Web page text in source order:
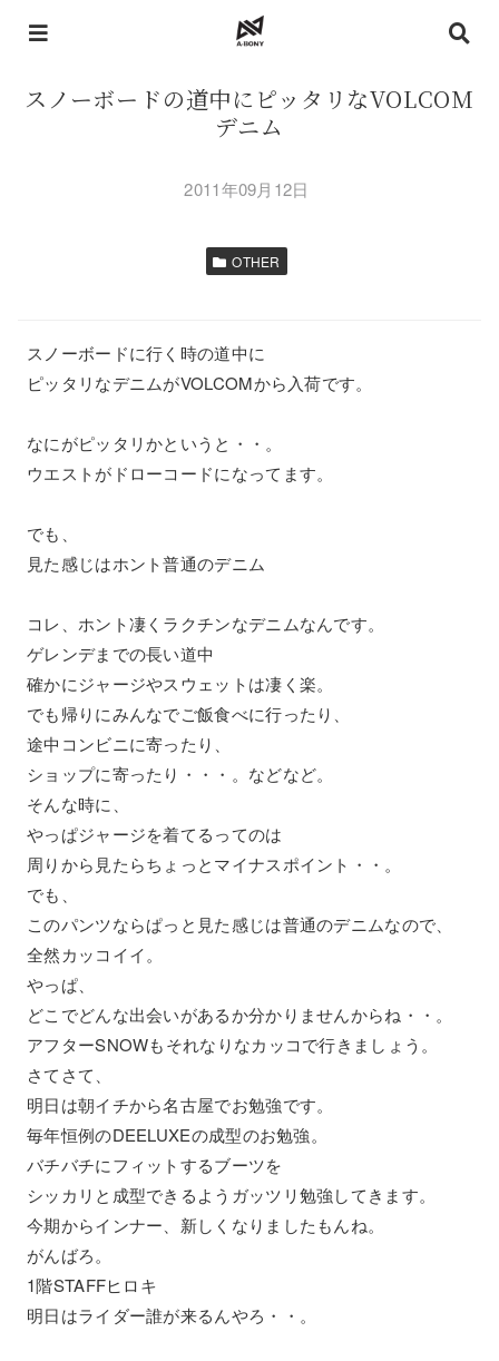
スノーボードの道中にピッタリなVOLCOM
デニム
2011年09月12日
OTHER
スノーボードに行く時の道中に
ピッタリなデニムがVOLCOMから入荷です。
なにがピッタリかというと・・。
ウエストがドローコードになってます。
でも、
見た感じはホント普通のデニム
コレ、ホント凄くラクチンなデニムなんです。
ゲレンデまでの長い道中
確かにジャージやスウェットは凄く楽。
でも帰りにみんなでご飯食べに行ったり、
途中コンビニに寄ったり、
ショップに寄ったり・・・。などなど。
そんな時に、
やっぱジャージを着てるってのは
周りから見たらちょっとマイナスポイント・・。
でも、
このパンツならぱっと見た感じは普通のデニムなので、
全然カッコイイ。
やっぱ、
どこでどんな出会いがあるか分かりませんからね・・。
アフターSNOWもそれなりなカッコで行きましょう。
さてさて、
明日は朝イチから名古屋でお勉強です。
毎年恒例のDEELUXEの成型のお勉強。
バチバチにフィットするブーツを
シッカリと成型できるようガッツリ勉強してきます。
今期からインナー、新しくなりましたもんね。
がんばろ。
1階STAFFヒロキ
明日はライダー誰が来るんやろ・・。